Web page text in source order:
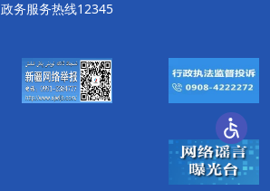
政务服务热线12345